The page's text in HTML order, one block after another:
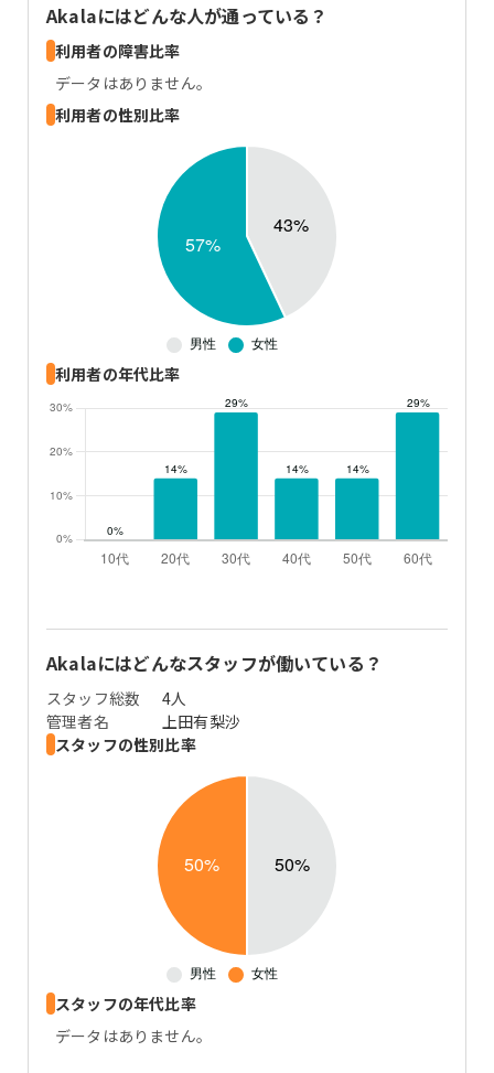
Akalaにはどんな人が通っている？
利用者の障害比率
データはありません。
利用者の性別比率
利用者の年代比率
Akalaにはどんなスタッフが働いている？
スタッフ総数
4人
管理者名
上田有梨沙
スタッフの性別比率
スタッフの年代比率
データはありません。